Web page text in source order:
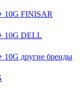
10G FINISAR
10G DELL
10G другие бренды